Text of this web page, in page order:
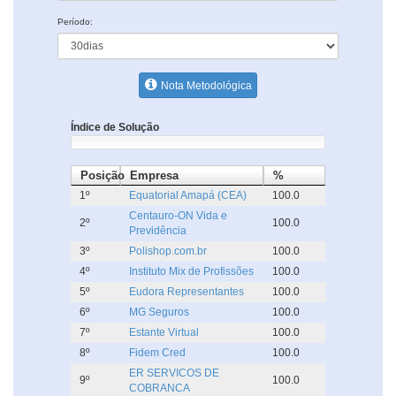
Período:
Nota Metodológica
Índice de Solução
Posição Empresa %
1º Equatorial Amapá (CEA) 100.0
2º
Centauro-ON Vida e
Previdência
100.0
3º Polishop.com.br
100.0
4º
Instituto Mix de Profissões
100.0
5º
Eudora Representantes
100.0
6º
MG Seguros
100.0
7º
Estante Virtual
100.0
8º
Fidem Cred 100.0
9º
ER SERVICOS DE
COBRANCA
100.0